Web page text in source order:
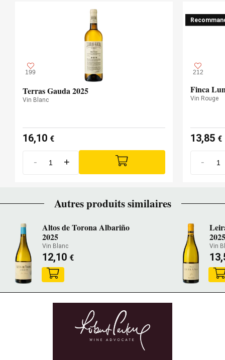
199
Terras Gauda 2025
Vin Blanc
16,10 €
- +
212
Finca
Vin Rouge
13,85 €
-
Autres produits similaires
Altos de Torona Albariño
2025
Vin Blanc
12,10 €
2025
Vin